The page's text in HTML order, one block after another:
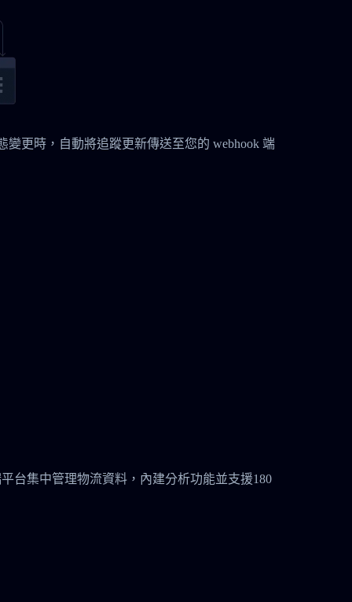
變更時，自動將追蹤更新傳送至您的 webhook 端
台集中管理物流資料，內建分析功能並支援180